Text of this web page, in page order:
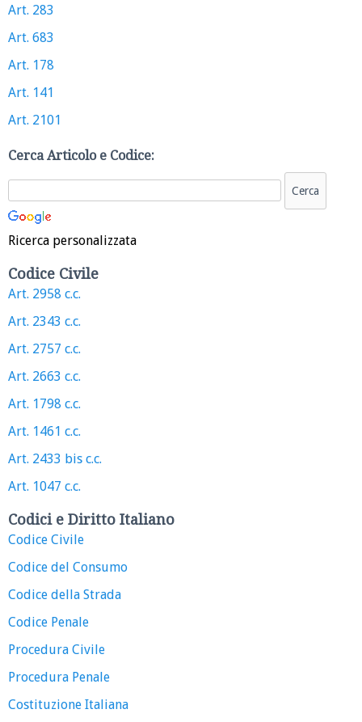
Art. 283
Art. 683
Art. 178
Art. 141
Art. 2101
Cerca Articolo e Codice:
Ricerca personalizzata
Codice Civile
Art. 2958 c.c.
Art. 2343 c.c.
Art. 2757 c.c.
Art. 2663 c.c.
Art. 1798 c.c.
Art. 1461 c.c.
Art. 2433 bis c.c.
Art. 1047 c.c.
Codici e Diritto Italiano
Codice Civile
Codice del Consumo
Codice della Strada
Codice Penale
Procedura Civile
Procedura Penale
Costituzione Italiana